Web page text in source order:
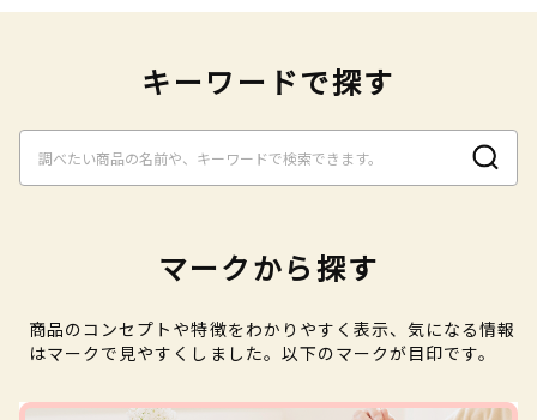
キーワードで探す
マークから探す
商品のコンセプトや特徴をわかりやすく表示、気になる情報
はマークで見やすくしました。以下のマークが目印です。